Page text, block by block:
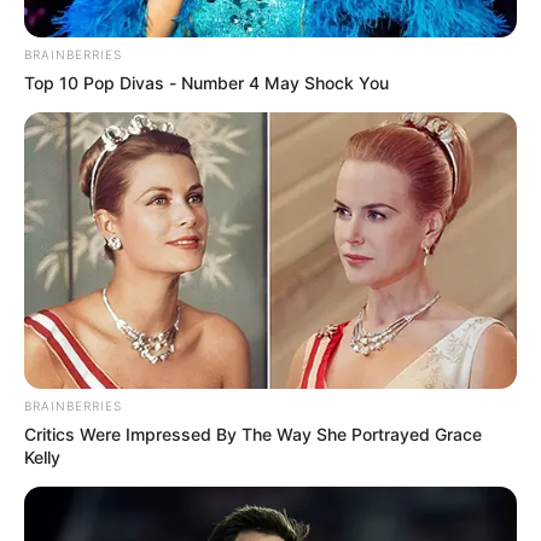
Policía Nacional
Captura de adulto mayor, señalado de prenderle fuego a
una habitante de calle en Medellín
Por:Paola Agredo Tapias
Septiembre 11, 2025
BRAINBERRIES
Top 10 Pop Divas - Number 4 May Shock You
BRAINBERRIES
Critics Were Impressed By The Way She Portrayed Grace
Kelly